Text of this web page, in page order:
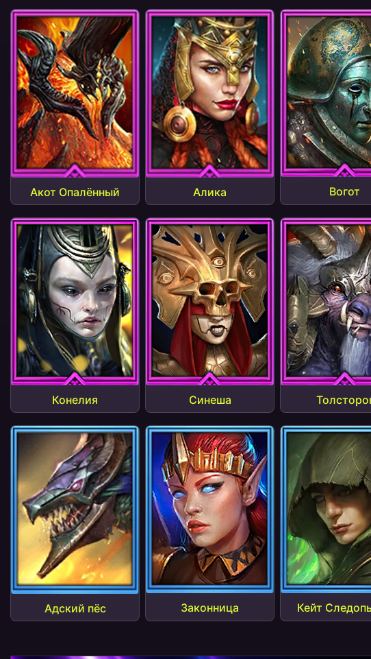
Акот Опалённый Алика Вогот
Конелия Синеша
Адский пёс Законница Кейт